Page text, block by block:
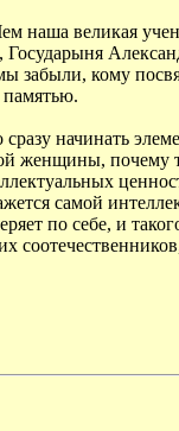
великая
забыли, кому
памятью.
начинать
женщины, почему
самой
по себе, и